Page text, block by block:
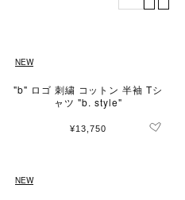
NEW
"b" ロゴ 刺繍 コットン 半袖 Tシ
ャツ "b. style"
¥13,750
NEW